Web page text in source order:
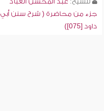
جزء من محاضرة ( شرح سنن أبي
داود [075])